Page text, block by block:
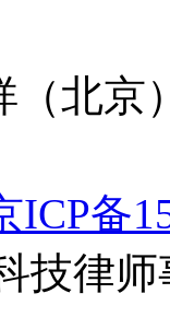
（北
ICP备
技律师